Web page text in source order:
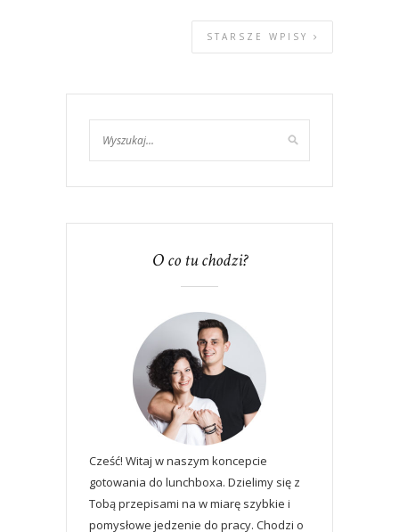
STARSZE WPISY
O co tu chodzi?
Cześć! Witaj w naszym koncepcie
gotowania do lunchboxa. Dzielimy się z
Tobą przepisami na w miarę szybkie i
pomysłowe jedzenie do pracy. Chodzi o